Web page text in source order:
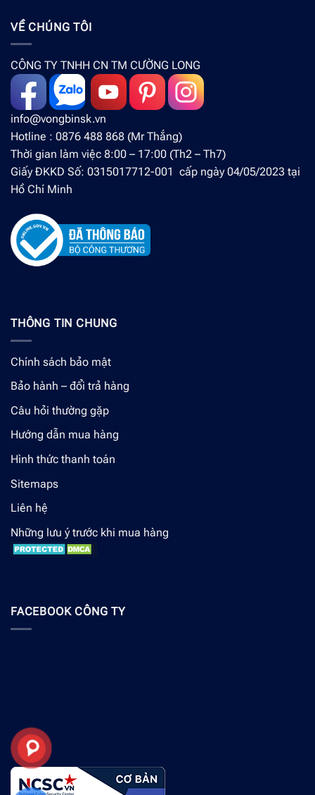
VỀ CHÚNG TÔI
CÔNG TY TNHH CN TM CƯỜNG LONG
info@vongbinsk.vn
Hotline : 0876 488 868 (Mr Thắng)
Thời gian làm việc 8:00 – 17:00 (Th2 – Th7)
Giấy ĐKKD Số: 0315017712-001 cấp ngày 04/05/2023 tại
Hồ Chí Minh
THÔNG TIN CHUNG
Chính sách bảo mật
Bảo hành – đổi trả hàng
Câu hỏi thường gặp
Hướng dẫn mua hàng
Hình thức thanh toán
Sitemaps
Liên hệ
Những lưu ý trước khi mua hàng
FACEBOOK CÔNG TY